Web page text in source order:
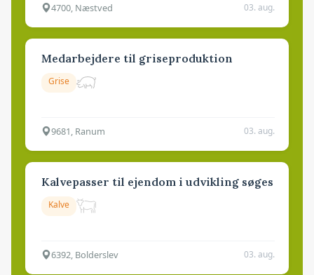
4700, Næstved 03. aug.
Medarbejdere til griseproduktion
Grise
9681, Ranum 03. aug.
Kalvepasser til ejendom i udvikling søges
Kalve
6392, Bolderslev 03. aug.